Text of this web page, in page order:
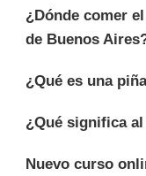
¿Dónde comer
de Buenos
¿Qué es una
¿Qué significa
Nuevo curso